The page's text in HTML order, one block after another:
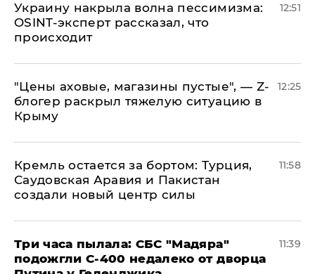
​Украину накрыла волна пессимизма:
OSINT-эксперт рассказал, что
происходит
12:51
​"Цены аховые, магазины пустые", — Z-
блогер раскрыл тяжелую ситуацию в
Крыму
12:25
​Кремль остается за бортом: Турция,
Саудовская Аравия и Пакистан
создали новый центр силы
11:58
Три часа пылала: СБС "Мадяра"
подожгли С-400 недалеко от дворца
11:39